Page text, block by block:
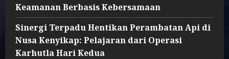
Keamanan Berbasis Kebersamaan
Sinergi Terpadu Hentikan Perambatan Api di
Nusa Kenyikap: Pelajaran dari Operasi
Karhutla Hari Kedua